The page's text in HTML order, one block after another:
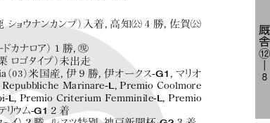
厩
舎
⑫
８
シ
ョウナンカンプ）入着，高知" ４勝，佐賀"
ドカナロア） １勝，
!
ロゴタイプ ）未出走
（03）米国産，伊９勝，伊オークス-G1 ，マリオ
Marinare-L ，Premio Coolmore
-L，Premio Criterium Femminile-L ，Premio
リウム-G1 ２着